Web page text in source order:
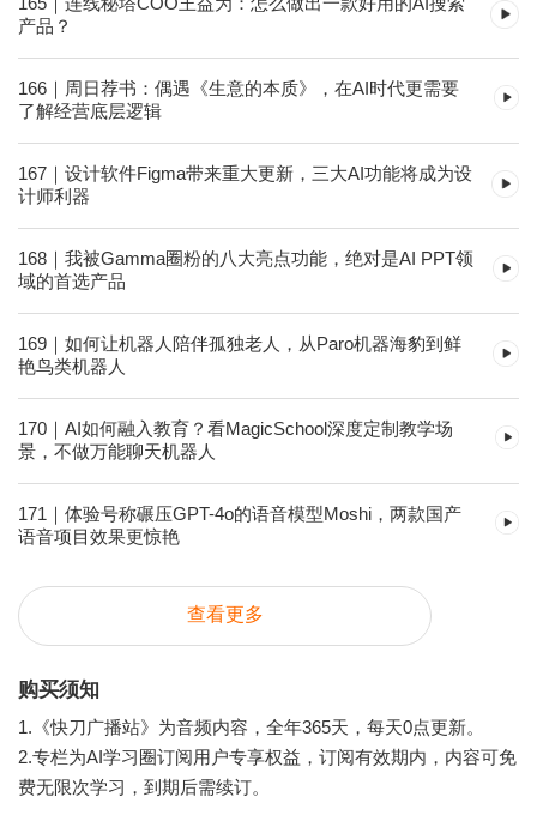
产品？
166｜周日荐书：偶遇《生意的本质》，在AI时代更需要
了解经营底层逻辑
167｜设计软件Figma带来重大更新，三大AI功能将成为设
计师利器
168｜我被Gamma圈粉的八大亮点功能，绝对是AI PPT领
域的首选产品
169｜如何让机器人陪伴孤独老人，从Paro机器海豹到鲜
艳鸟类机器人
170｜AI如何融入教育？看MagicSchool深度定制教学场
景，不做万能聊天机器人
171｜体验号称碾压GPT-4o的语音模型Moshi，两款国产
语音项目效果更惊艳
查看更多
购买须知
1.《快刀广播站》为音频内容，全年365天，每天0点更新。
2.专栏为AI学习圈订阅用户专享权益，订阅有效期内，内容可免
费无限次学习，到期后需续订。